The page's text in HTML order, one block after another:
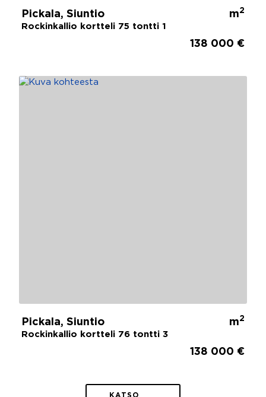
Pickala, Siuntio
Rockinkallio kortteli 75 tontti 1
m2
138 000 €
Pickala, Siuntio
Rockinkallio kortteli 76 tontti 3
m2
138 000 €
KATSO